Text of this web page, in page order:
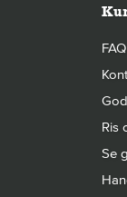
FAQ
Ris
Se